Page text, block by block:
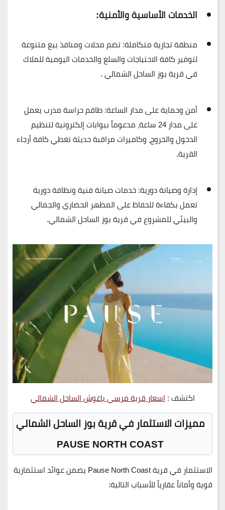
الخدمات الأساسية والأمنية:
منطقة تجارية متكاملة:تضم محلات ومنافذ بيع متنوعة
لتوفير كافة الاحتياجات والسلع والخدمات اليومية للملاك
في قرية بوز الساحل الشمالي .
أمن وحماية على مدار الساعة:طاقم حراسة مدرب يعمل
على مدار 24 ساعة، مدعوماً ببوابات إلكترونية لتنظيم
الدخول والخروج، وكاميرات مراقبة حديثة تغطي كافة أرجاء
القرية.
إدارة وصيانة دورية:خدمات صيانة فنية ونظافة دورية
تعمل بكفاءة للحفاظ على المظهر الحضاري والجمالي
والبيئي للمشروع في قرية بوز الساحل الشمالي.
اكتشف :اسعار قرية مرسي باغوش الساحل الشمالي
مميزات الاستثمار في قرية بوز الساحل الشمالي
PAUSE NORTH COAST
الاستثمار في قريةPause North Coastيضمن عوائد استثمارية
قوية وأماناً عقارياً للأسباب التالية: